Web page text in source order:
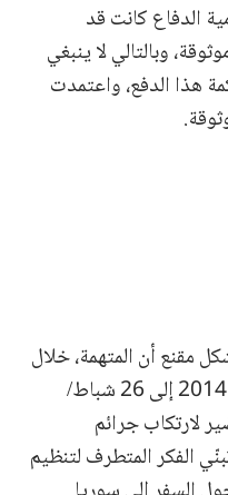
الدفاع كانت قد
وبالتالي لا ينبغي
هذا الدفع، واعتمدت
مقنع أن المتهمة، خلال
الفترة من 1 تشرين الثاني/نوفمبر 2014 إلى 26 شباط/
لارتكاب جرائم
الفكر المتطرف لتنظيم